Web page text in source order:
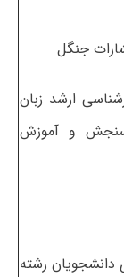
ارشد زبان
سنجش و آموزش
دانشجویان رشته